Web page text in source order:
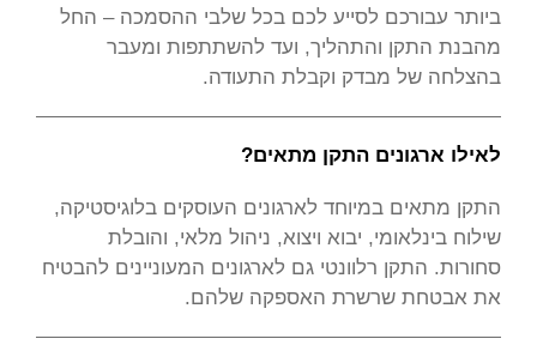
ביותר עבורכם לסייע לכם בכל שלבי ההסמכה – החל
מהבנת התקן והתהליך, ועד להשתתפות ומעבר
בהצלחה של מבדק וקבלת התעודה.
לאילו ארגונים התקן מתאים?
התקן מתאים במיוחד לארגונים העוסקים בלוגיסטיקה,
שילוח בינלאומי, יבוא ויצוא, ניהול מלאי, והובלת
סחורות. התקן רלוונטי גם לארגונים המעוניינים להבטיח
את אבטחת שרשרת האספקה שלהם.